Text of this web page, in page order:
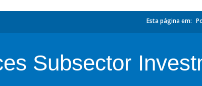
Esta página em:
Subsector